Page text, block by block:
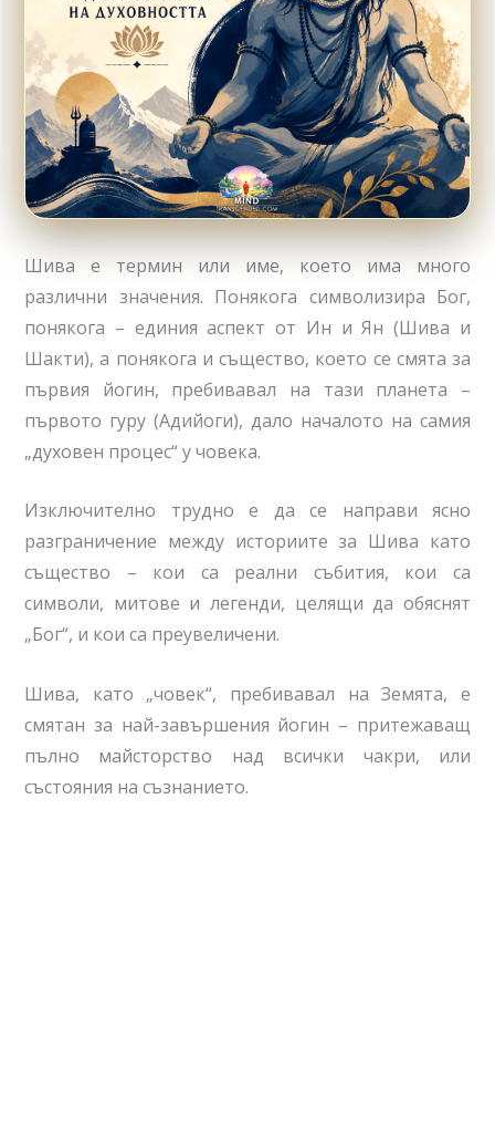
Шива е термин или име, което има много
различни значения. Понякога символизира Бог,
понякога – единия аспект от Ин и Ян (Шива и
Шакти), а понякога и същество, което се смята за
първия йогин, пребивавал на тази планета –
първото гуру (Адийоги), дало началото на самия
„духовен процес“ у човека.
Изключително трудно е да се направи ясно
разграничение между историите за Шива като
същество – кои са реални събития, кои са
символи, митове и легенди, целящи да обяснят
„Бог“, и кои са преувеличени.
Шива, като „човек“, пребивавал на Земята, е
смятан за най-завършения йогин – притежаващ
пълно майсторство над всички чакри, или
състояния на съзнанието.